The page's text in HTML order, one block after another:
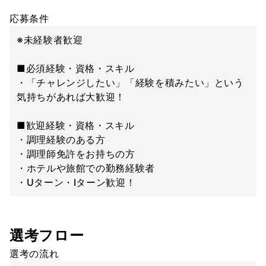
応募条件
※未経験者歓迎
■必須経験・資格・スキル
・「チャレンジしたい」「経験を積みたい」という
気持ちがあれば大歓迎！
■歓迎経験・資格・スキル
・調理経験のある方
・調理師免許をお持ちの方
・ホテルや旅館での勤務経験者
・Uターン・Iターン歓迎！
選考フロー
選考の流れ